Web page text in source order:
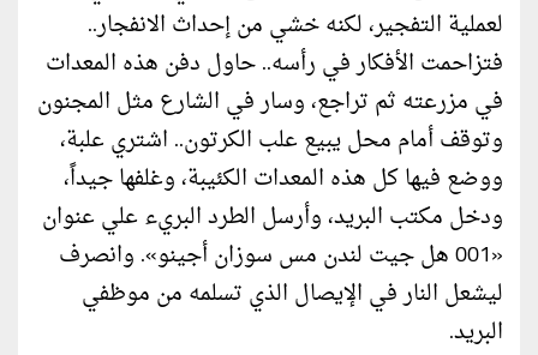
لعملية التفجير، لكنه خشي من إحداث الانفجار..
فتزاحمت الأفكار في رأسه.. حاول دفن هذه المعدات
في مزرعته ثم تراجع، وسار في الشارع مثل المجنون
وتوقف أمام محل يبيع علب الكرتون.. اشتري علبة،
ووضع فيها كل هذه المعدات الكئيبة، وغلفها جيداً،
ودخل مكتب البريد، وأرسل الطرد البريء علي عنوان
«001 هل جيت لندن مس سوزان أجينو». وانصرف
ليشعل النار في الإيصال الذي تسلمه من موظفي
البريد.